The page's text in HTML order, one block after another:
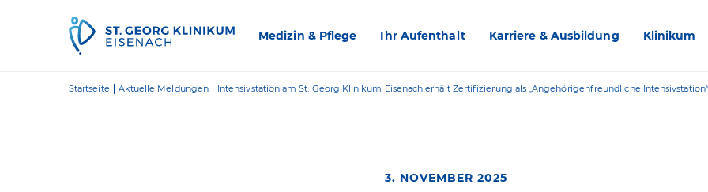
Medizin & Pflege Ihr Aufenthalt Karriere & Ausbildung Klinikum
Startseite Aktuelle Meldungen Intensivstation am St. Georg Klinikum Eisenach erhält Zertifizierung als „Angehörigenfreundliche Intensivstation“
3. NOVEMBER 2025